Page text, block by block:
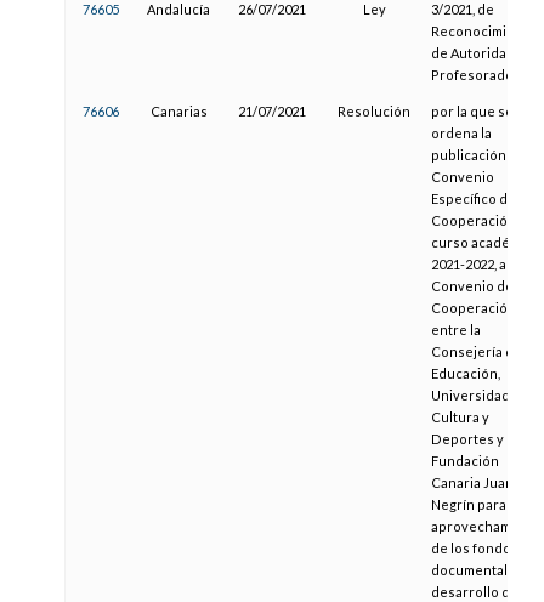
76605 Andalucía 26/07/2021 Ley
3/2021, de
Reconocimiento
de Autoridad del
Profesorado
76606 Canarias 21/07/2021 Resolución
por la que se
ordena la
publicación del
Convenio
Específico de
Cooperación,
curso académico
2021-2022, al
Convenio de
Cooperación
entre la
Consejería de
Educación,
Universidades,
Cultura y
Deportes y la
Fundación
Canaria Juan
Negrín para el
aprovechamiento
de los fondos
documentales, el
desarrollo de